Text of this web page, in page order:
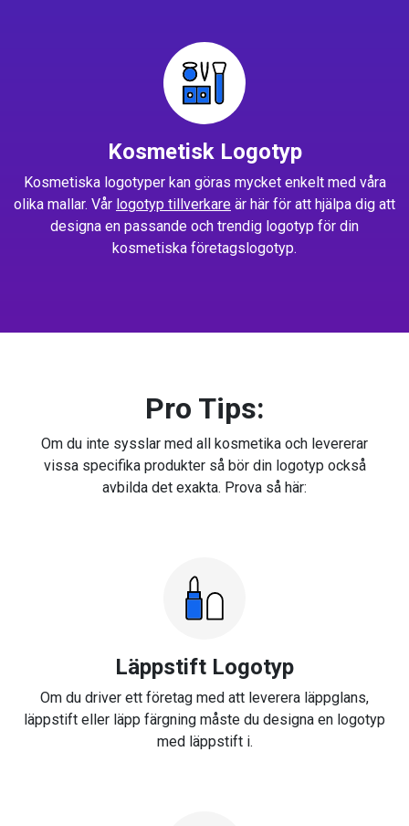
Kosmetisk Logotyp
Kosmetiska logotyper kan göras mycket enkelt med våra
olika mallar. Vår logotyp tillverkare är här för att hjälpa dig att
designa en passande och trendig logotyp för din
kosmetiska företagslogotyp.
Pro Tips:
Om du inte sysslar med all kosmetika och levererar
vissa specifika produkter så bör din logotyp också
avbilda det exakta. Prova så här:
Läppstift Logotyp
Om du driver ett företag med att leverera läppglans,
läppstift eller läpp färgning måste du designa en logotyp
med läppstift i.